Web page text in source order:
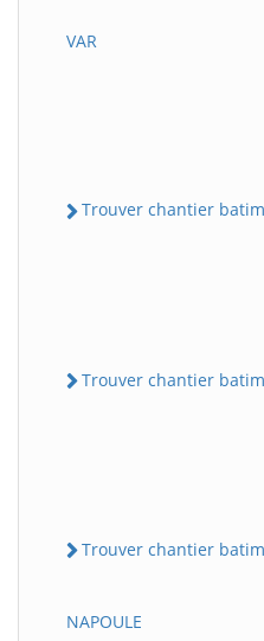
VAR
Trouver chantier
Trouver chantier
Trouver chantier
NAPOULE